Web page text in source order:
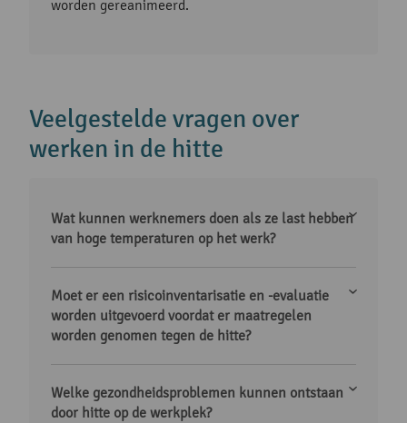
worden gereanimeerd.
Veelgestelde vragen over
werken in de hitte
Wat kunnen werknemers doen als ze last hebben
van hoge temperaturen op het werk?
Moet er een risicoinventarisatie en -evaluatie
worden uitgevoerd voordat er maatregelen
worden genomen tegen de hitte?
Welke gezondheidsproblemen kunnen ontstaan
door hitte op de werkplek?